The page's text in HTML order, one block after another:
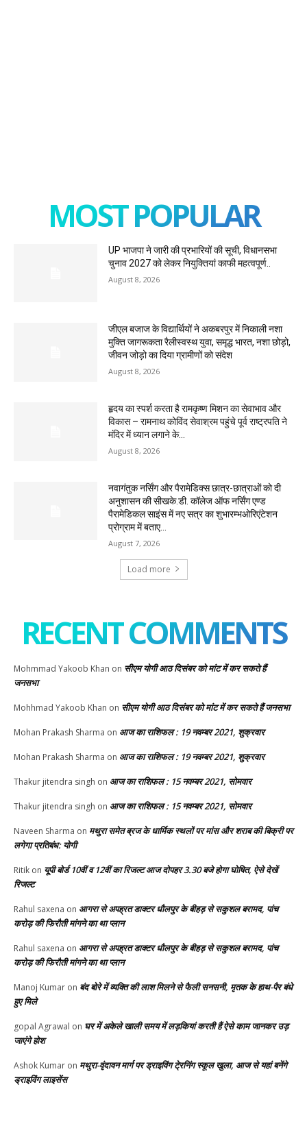
MOST POPULAR
UP भाजपा ने जारी की प्रभारियों की सूची, विधानसभा
चुनाव 2027 को लेकर नियुक्तियां काफी महत्वपूर्ण..
August 8, 2026
जीएल बजाज के विद्यार्थियों ने अकबरपुर में निकाली नशा
मुक्ति जागरूकता रैलीस्वस्थ युवा, समृद्ध भारत, नशा छोड़ो,
जीवन जोड़ो का दिया ग्रामीणों को संदेश
August 8, 2026
हृदय का स्पर्श करता है रामकृष्ण मिशन का सेवाभाव और
विकास – रामनाथ कोविंद सेवाश्रम पहुंचे पूर्व राष्ट्रपति ने
मंदिर में ध्यान लगाने के...
August 8, 2026
नवागंतुक नर्सिंग और पैरामेडिक्स छात्र-छात्राओं को दी
अनुशासन की सीखके.डी. कॉलेज ऑफ नर्सिंग एण्ड
पैरामेडिकल साइंस में नए सत्र का शुभारम्भओरिएंटेशन
प्रोग्राम में बताए...
August 7, 2026
Load more
RECENT COMMENTS
Mohmmad Yakoob Khan on सीएम योगी आठ दिसंबर को मांट में कर सकते हैं
जनसभा
Mohhmad Yakoob Khan on सीएम योगी आठ दिसंबर को मांट में कर सकते हैं जनसभा
Mohan Prakash Sharma on आज का राशिफल : 19 नवम्बर 2021, शुक्रवार
Mohan Prakash Sharma on आज का राशिफल : 19 नवम्बर 2021, शुक्रवार
Thakur jitendra singh on आज का राशिफल : 15 नवम्बर 2021, सोमवार
Thakur jitendra singh on आज का राशिफल : 15 नवम्बर 2021, सोमवार
Naveen Sharma on मथुरा समेत ब्रज के धार्मिक स्थलों पर मांस और शराब की बिक्री पर
लगेगा प्रतिबंध: योगी
Ritik on यूपी बोर्ड 10वीं व 12वीं का रिजल्ट आज दोपहर 3.30 बजे होगा घोषित, ऐसे देखें
रिजल्ट
Rahul saxena on आगरा से अपह्रत डाक्टर धौलपुर के बीहड़ से सकुशल बरामद, पांच
करोड़ की फिरौती मांगने का था प्लान
Rahul saxena on आगरा से अपह्रत डाक्टर धौलपुर के बीहड़ से सकुशल बरामद, पांच
करोड़ की फिरौती मांगने का था प्लान
Manoj Kumar on बंद बोरे में व्यक्ति की लाश मिलने से फैली सनसनी, मृतक के हाथ-पैर बंधे
हुए मिले
gopal Agrawal on घर में अकेले खाली समय में लड़कियां करती हैं ऐसे काम जानकर उड़
जाएंगे होश
Ashok Kumar on मथुरा-वृंदावन मार्ग पर ड्राइविंग टे्रनिंग स्कूल खुला, आज से यहां बनेंगे
ड्राइविंग लाइसेंस